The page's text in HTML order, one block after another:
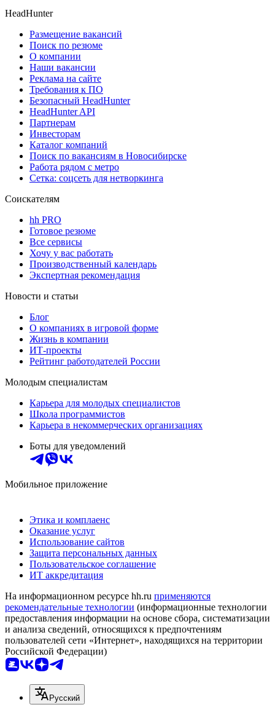
HeadHunter
Размещение вакансий
Поиск по резюме
О компании
Наши вакансии
Реклама на сайте
Требования к ПО
Безопасный HeadHunter
HeadHunter API
Партнерам
Инвесторам
Каталог компаний
Поиск по вакансиям в Новосибирске
Работа рядом с метро
Сетка: соцсеть для нетворкинга
Соискателям
hh PRO
Готовое резюме
Все сервисы
Хочу у вас работать
Производственный календарь
Экспертная рекомендация
Новости и статьи
Блог
О компаниях в игровой форме
Жизнь в компании
ИТ-проекты
Рейтинг работодателей России
Молодым специалистам
Карьера для молодых специалистов
Школа программистов
Карьера в некоммерческих организациях
Боты для уведомлений
Мобильное приложение
Этика и комплаенс
Оказание услуг
Использование сайтов
Защита персональных данных
Пользовательское соглашение
ИТ аккредитация
На информационном ресурсе hh.ru применяются
рекомендательные технологии (информационные технологии
предоставления информации на основе сбора, систематизации
и анализа сведений, относящихся к предпочтениям
пользователей сети «Интернет», находящихся на территории
Российской Федерации)
Русский